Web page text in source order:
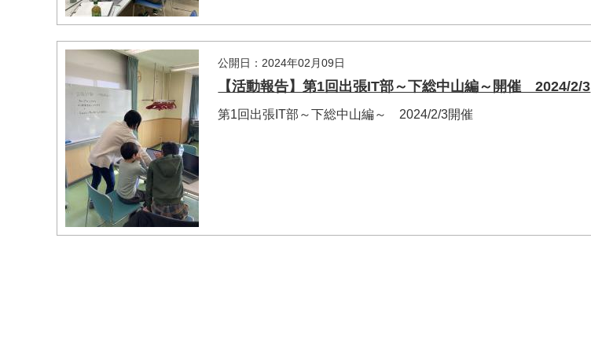
公開日：2024年02月09日
【活動報告】第1回出張IT部～下総中山編～開催 2024/2/3
第1回出張IT部～下総中山編～ 2024/2/3開催
マイメディア検索